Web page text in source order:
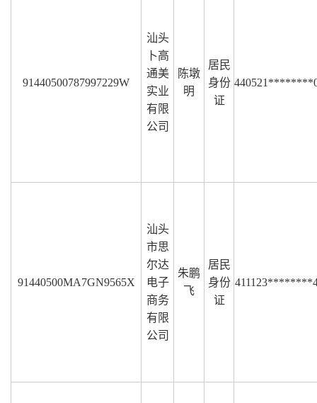
91440500787997229W
汕头
卜高
通美
实业
有限
公司
陈墩
明
居民
身份
证
91440500MA7GN9565X
汕头
市思
尔达
电子
商务
有限
公司
朱鹏
飞
居民
身份
证